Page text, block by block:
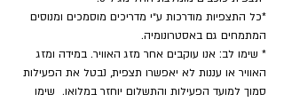
*כל התצפיות מודרכות ע״י מדריכים מוסמכים ומנוסים
המתמחים גם באסטרונומיה.
* שימו לב: אנו עוקבים אחר מזג האוויר. במידה ומזג
האוויר או עננות לא יאפשרו תצפית, נבטל את הפעילות
סמוך למועד הפעילות והתשלום יוחזר במלואו.  שימו